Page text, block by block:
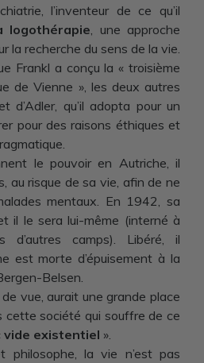
l’inventeur de ce qu’il
logothérapie , une approche
la recherche du sens de la vie.
Frankl a conçu la « troisième
de Vienne », les deux autres
d’Adler, qu’il adopta pour un
pour des raisons éthiques et
le pouvoir en Autriche, il
au risque de sa vie, afin de ne
mentaux. En 1942, sa
il le sera lui-même (interné à
d’autres camps). Libéré, il
est morte d’épuisement à la
Belsen.
vue, aurait une grande place
cette société qui souffre de ce
vide existentiel ».
philosophe, la vie n’est pas